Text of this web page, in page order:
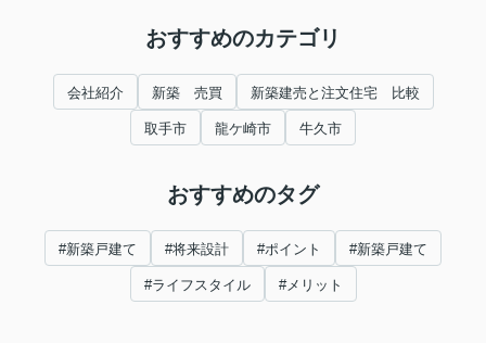
おすすめのカテゴリ
会社紹介 新築 売買 新築建売と注文住宅 比較
取手市 龍ケ崎市 牛久市
おすすめのタグ
#新築戸建て #将来設計 #ポイント #新築戸建て
#ライフスタイル #メリット